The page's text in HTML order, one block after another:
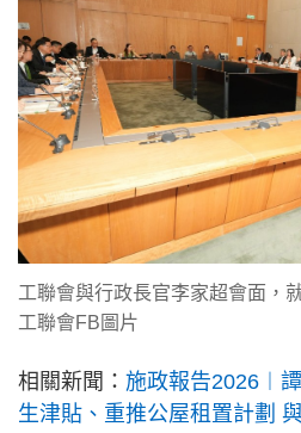
工聯會與行政長官李家超會面，
工聯會FB圖片
相關新聞： 施政報告2026︱
生津貼、重推公屋租置計劃